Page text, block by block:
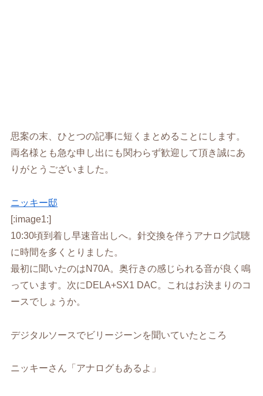
思案の末、ひとつの記事に短くまとめることにします。
両名様とも急な申し出にも関わらず歓迎して頂き誠にあ
りがとうございました。
ニッキー邸
[:image1:]
10:30頃到着し早速音出しへ。針交換を伴うアナログ試聴
に時間を多くとりました。
最初に聞いたのはN70A。奥行きの感じられる音が良く鳴
っています。次にDELA+SX1 DAC。これはお決まりのコ
ースでしょうか。
デジタルソースでビリージーンを聞いていたところ
ニッキーさん「アナログもあるよ」